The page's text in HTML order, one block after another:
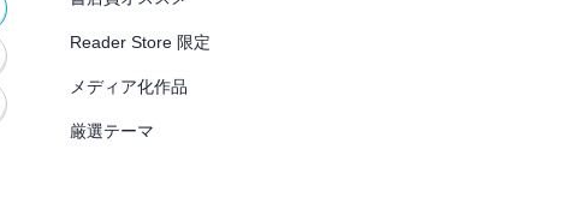
Reader Store 限定
メディア化作品
厳選テーマ